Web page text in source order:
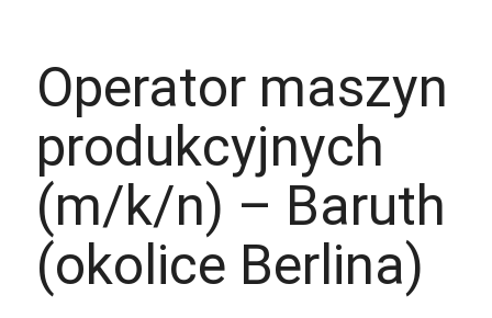
Operator maszyn
produkcyjnych
(m/k/n) – Baruth
(okolice Berlina)